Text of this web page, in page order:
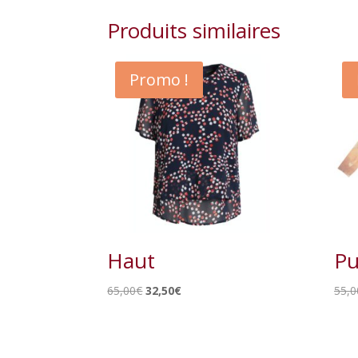
Produits similaires
Promo !
Haut
65,00€Le
32,50€Le